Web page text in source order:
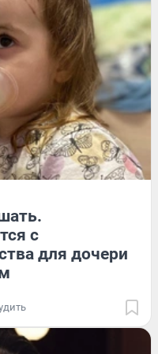
с
для дочери